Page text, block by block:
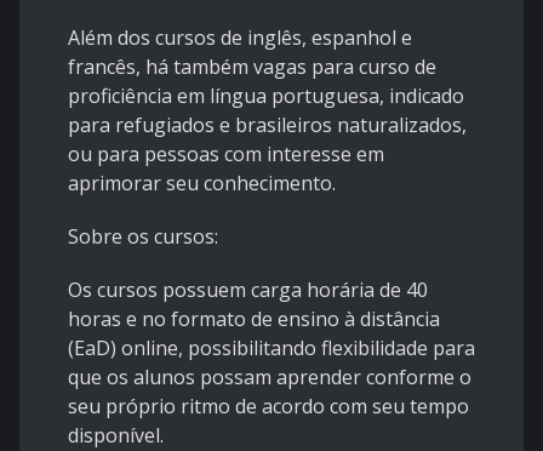
Além dos cursos de inglês, espanhol e
francês, há também vagas para curso de
proficiência em língua portuguesa, indicado
para refugiados e brasileiros naturalizados,
ou para pessoas com interesse em
aprimorar seu conhecimento.
Sobre os cursos:
Os cursos possuem carga horária de 40
horas e no formato de ensino à distância
(EaD) online, possibilitando flexibilidade para
que os alunos possam aprender conforme o
seu próprio ritmo de acordo com seu tempo
disponível.